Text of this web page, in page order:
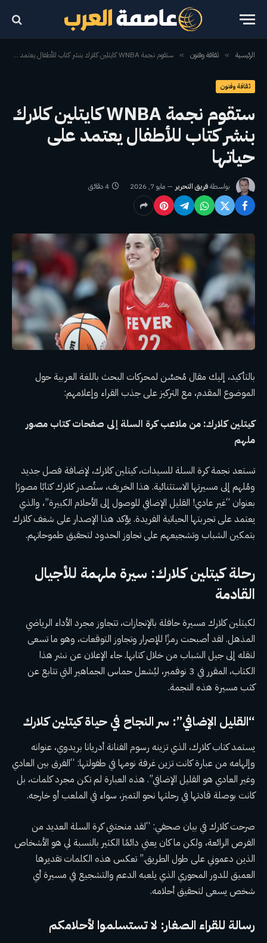
الرئيسية » ثقافة وفنون » ستقوم نجمة WNBA كايتلين كلارك بنشر كتاب للأطفال يعتمد على حياتها
ثقافة وفنون
ستقوم نجمة WNBA كايتلين كلارك
بنشر كتاب للأطفال يعتمد على
حياتها
بواسطةفريق التحرير مايو 7, 2026 4 دقائق
بالتأكيد، إليك مقال مُحسَّن لمحركات البحث باللغة العربية حول
الموضوع المقدم، مع التركيز على جذب القراء وإعلامهم:
كيتلين كلارك: من ملاعب كرة السلة إلى صفحات كتاب مصور
ملهم
تستعد نجمة كرة السلة للسيدات، كيتلين كلارك، لإضافة فصل جديد
ومُلهم إلى مسيرتها الاستثنائية. هذا الخريف، ستُصدر كلارك كتابًا مصورًا
بعنوان “غير عادي! القليل الإضافي للوصول إلى الأحلام الكبيرة”، والذي
يعتمد على تجربتها الحياتية الفريدة. يؤكد هذا الإصدار على شغف كلارك
بتمكين الشباب وتشجيعهم على تجاوز الحدود لتحقيق طموحاتهم.
رحلة كيتلين كلارك: سيرة ملهمة للأجيال
القادمة
لكيتلين كلارك مسيرة حافلة بالإنجازات، تتجاوز مجرد الأداء الرياضي
المذهل. لقد أصبحت رمزًا للإصرار وتجاوز التوقعات، وهو ما تسعى
لنقله إلى جيل الشباب من خلال كتابها. جاء الإعلان عن نشر هذا
الكتاب، المقرر في 3 نوفمبر، ليُشعل حماس الجماهير التي تتابع عن
كثب مسيرة هذه النجمة.
“القليل الإضافي”: سر النجاح في حياة كيتلين كلارك
يستمد كتاب كلارك، الذي تزينه رسوم الفنانة أدريانا بريدوي، عنوانه
وإلهامه من عبارة كانت تزين غرفة نومها في طفولتها: “الفرق بين العادي
وغير العادي هو القليل الإضافي”. هذه العبارة لم تكن مجرد كلمات، بل
كانت بوصلة قادتها في رحلتها نحو التميز، سواء في الملعب أو خارجه.
صرحت كلارك في بيان صحفي: “لقد منحتني كرة السلة العديد من
الفرص الرائعة، ولكن ما كان يعني دائمًا الكثير بالنسبة لي هو الأشخاص
الذين دعموني على طول الطريق.” تعكس هذه الكلمات تقديرها
العميق للدور المحوري الذي يلعبه الدعم والتشجيع في مسيرة أي
شخص يسعى لتحقيق أحلامه.
رسالة للقراء الصغار: لا تستسلموا لأحلامكم